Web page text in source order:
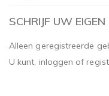
SCHRIJF UW
Alleen geregistreerde
U kunt, inloggen of